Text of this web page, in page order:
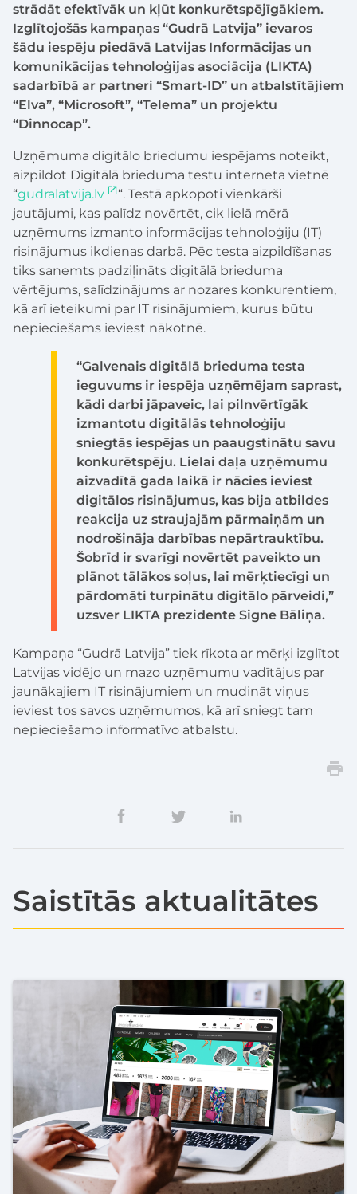
strādāt efektīvāk un kļūt konkurētspējīgākiem.
Izglītojošās kampaņas “Gudrā Latvija” ievaros
šādu iespēju piedāvā Latvijas Informācijas un
komunikācijas tehnoloģijas asociācija (LIKTA)
sadarbībā ar partneri “Smart-ID” un atbalstītājiem
“Elva”, “Microsoft”, “Telema” un projektu
“Dinnocap”.
Uzņēmuma digitālo briedumu iespējams noteikt,
aizpildot Digitālā brieduma testu interneta vietnē
“gudralatvija.lv
“. Testā apkopoti vienkārši
jautājumi, kas palīdz novērtēt, cik lielā mērā
uzņēmums izmanto informācijas tehnoloģiju (IT)
risinājumus ikdienas darbā. Pēc testa aizpildīšanas
tiks saņemts padziļināts digitālā brieduma
vērtējums, salīdzinājums ar nozares konkurentiem,
kā arī ieteikumi par IT risinājumiem, kurus būtu
nepieciešams ieviest nākotnē.
“Galvenais digitālā brieduma testa
ieguvums ir iespēja uzņēmējam saprast,
kādi darbi jāpaveic, lai pilnvērtīgāk
izmantotu digitālās tehnoloģiju
sniegtās iespējas un paaugstinātu savu
konkurētspēju. Lielai daļa uzņēmumu
aizvadītā gada laikā ir nācies ieviest
digitālos risinājumus, kas bija atbildes
reakcija uz straujajām pārmaiņām un
nodrošināja darbības nepārtrauktību.
Šobrīd ir svarīgi novērtēt paveikto un
plānot tālākos soļus, lai mērķtiecīgi un
pārdomāti turpinātu digitālo pārveidi,”
uzsver LIKTA prezidente Signe Bāliņa.
Kampaņa “Gudrā Latvija” tiek rīkota ar mērķi izglītot
Latvijas vidējo un mazo uzņēmumu vadītājus par
jaunākajiem IT risinājumiem un mudināt viņus
ieviest tos savos uzņēmumos, kā arī sniegt tam
nepieciešamo informatīvo atbalstu.
Saistītās aktualitātes